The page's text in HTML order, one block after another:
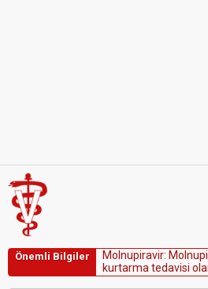
Önemli Bilgiler Mo nupiravir: Mo nupi
kurtarma tedavisi o a